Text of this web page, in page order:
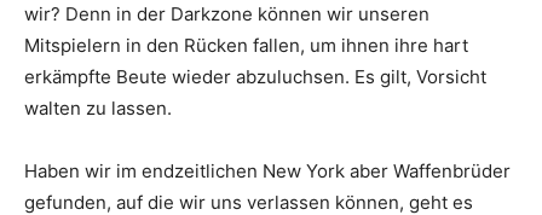
wir? Denn in der Darkzone können wir unseren
Mitspielern in den Rücken fallen, um ihnen ihre hart
erkämpfte Beute wieder abzuluchsen. Es gilt, Vorsicht
walten zu lassen.
Haben wir im endzeitlichen New York aber Waffenbrüder
gefunden, auf die wir uns verlassen können, geht es